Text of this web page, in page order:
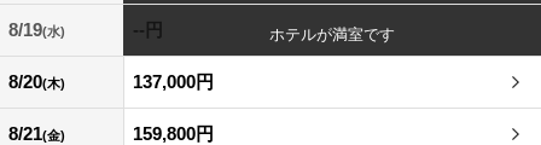
8/19(水) --円
8/20(木) 137,000円
8/21(金) 159,800円